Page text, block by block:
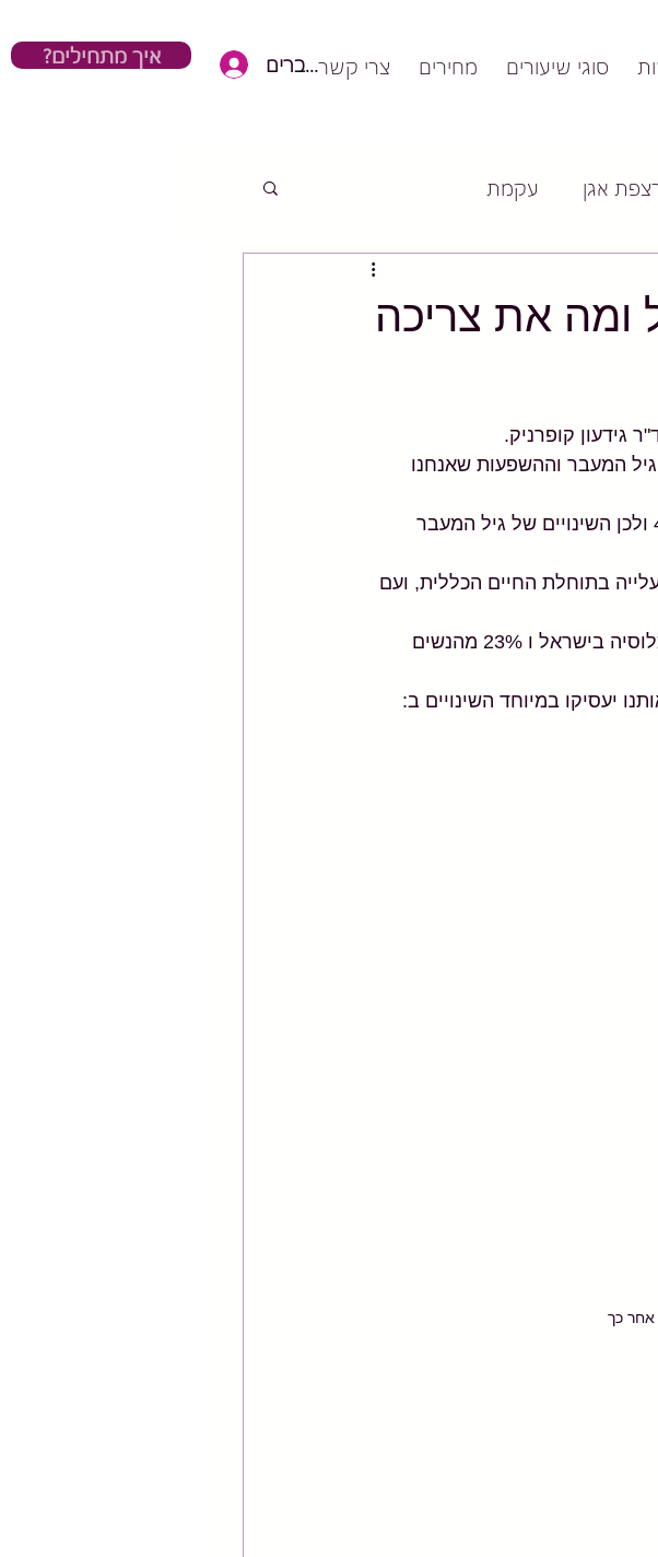
?איך מתחילים כניסת חברים סוגי שיעורים מחירים צרי קשר
אגן עקמת
ומה את צריכה
גידעון קופרניק.
המעבר וההשפעות שאנחנו
כיום חלק גדול מהמתאמנות שלנו בסטודיו הן נשים מעל גיל 45 ולכן השינויים של גיל המעבר
באופן מתמיד עם העלייה בתוחלת החיים הכללית, ועם
על פי הלישכה המרכזית לססיסיטקה בשנת 2019, 11% מהאוכלוסיה בישראל ו 23% מהנשים
יעסיקו במיוחד השינויים ב:
אחר כך